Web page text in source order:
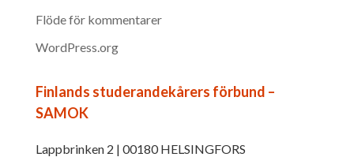
Flöde för kommentarer
WordPress.org
Finlands studerandekårers förbund –
SAMOK
Lappbrinken 2 | 00180 HELSINGFORS